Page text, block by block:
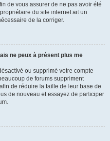
de vous assurer de ne pas avoir été
du site internet ait un
de la corriger.
ne peux à présent plus me
ou supprimé votre compte
de forums suppriment
de réduire la taille de leur base de
de nouveau et essayez de participer